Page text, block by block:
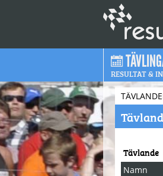
RESULTAT &
Tävlande
Namn